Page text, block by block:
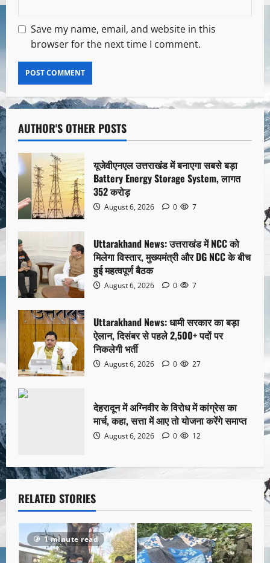
Save my name, email, and website in this
browser for the next time I comment.
AUTHOR'S OTHER POSTS
यूजेवीएनएल उत्तराखंड में बनाएगा सबसे बड़ा
Battery Energy Storage System, लागत
352 करोड़
August 6, 2026 0 7
Uttarakhand News: उत्तराखंड में NCC को
मिलेगा विस्तार, मुख्यमंत्री और DG NCC के बीच
हुई महत्वपूर्ण बैठक
August 6, 2026 0 7
Uttarakhand News: धामी सरकार का बड़ा
ऐलान, दिसंबर से पहले 2,500+ पदों पर
निकलेगी भर्ती
August 6, 2026 0 27
देहरादून में अग्निवीर के विरोध में कांग्रेस का
मार्च, कहा, सत्ता में आए तो योजना करेंगे समाप्त
August 6, 2026 0 12
RELATED STORIES
1 minute read